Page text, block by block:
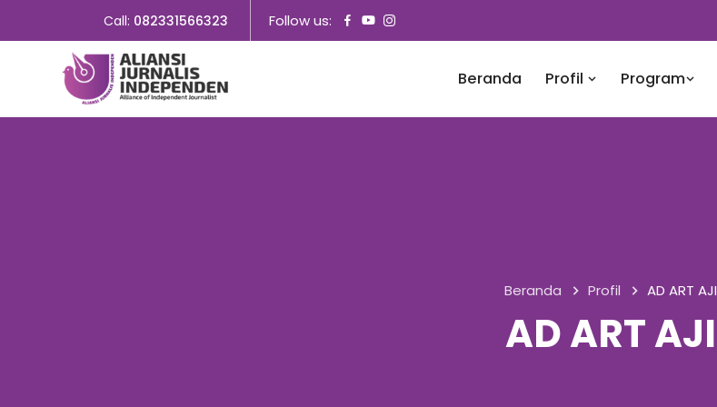
Call: 082331566323 Follow us:
Beranda Profil Program
Beranda Profil AD ART AJI
AD ART AJI